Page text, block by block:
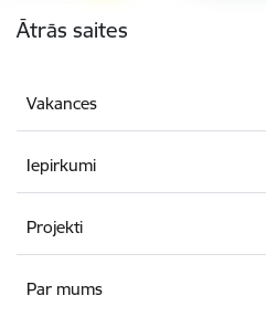
Ātrās saites
Vakances
Iepirkumi
Projekti
Par mums